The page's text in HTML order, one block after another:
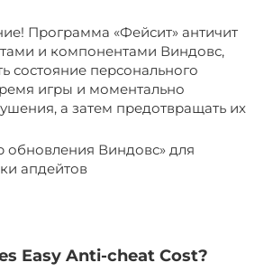
Программа «Фейсит» античит
и компонентами Виндовс,
состояние персонального
игры и моментально
а затем предотвращать их
обновления Виндовс» для
апдейтов
Easy Anti-cheat Cost?